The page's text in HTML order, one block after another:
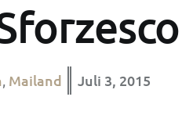
Mailand Juli 3, 2015